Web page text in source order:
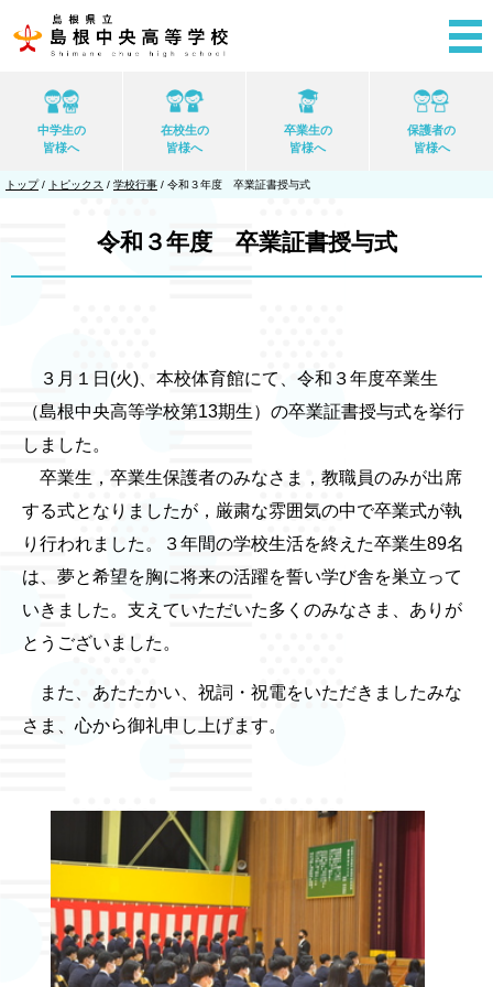
中学生の
皆様へ
在校生の
皆様へ
卒業生の
皆様へ
保護者の
皆様へ
現
トップ/ トピックス / 学校行事 / 令和３年度 卒業証書授与式
令和３年度 卒業証書授与式
３月１日(火)、本校体育館にて、令和３年度卒業生
（島根中央高等学校第13期生）の卒業証書授与式を挙行
しました。
卒業生，卒業生保護者のみなさま，教職員のみが出席
する式となりましたが，厳粛な雰囲気の中で卒業式が執
り行われました。３年間の学校生活を終えた卒業生89名
は、夢と希望を胸に将来の活躍を誓い学び舎を巣立って
いきました。支えていただいた多くのみなさま、ありが
とうございました。
また、あたたかい、祝詞・祝電をいただきましたみな
さま、心から御礼申し上げます。